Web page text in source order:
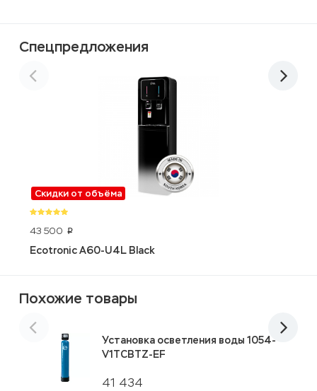
Спецпредложения
Скидки от объёма
43 500 p
Ecotronic A60-U4L Black
Похожие товары
41 434
Установка осветления воды 1054-
V1TCBTZ-EF